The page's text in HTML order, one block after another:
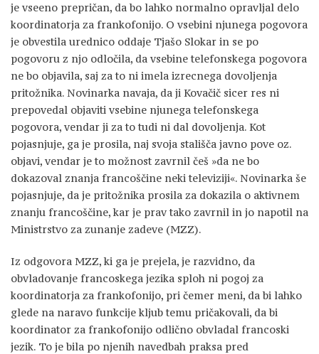
je vseeno prepričan, da bo lahko normalno opravljal delo
koordinatorja za frankofonijo. O vsebini njunega pogovora
je obvestila urednico oddaje Tjašo Slokar in se po
pogovoru z njo odločila, da vsebine telefonskega pogovora
ne bo objavila, saj za to ni imela izrecnega dovoljenja
pritožnika. Novinarka navaja, da ji Kovačič sicer res ni
prepovedal objaviti vsebine njunega telefonskega
pogovora, vendar ji za to tudi ni dal dovoljenja. Kot
pojasnjuje, ga je prosila, naj svoja stališča javno pove oz.
objavi, vendar je to možnost zavrnil češ »da ne bo
dokazoval znanja francoščine neki televiziji«. Novinarka še
pojasnjuje, da je pritožnika prosila za dokazila o aktivnem
znanju francoščine, kar je prav tako zavrnil in jo napotil na
Ministrstvo za zunanje zadeve (MZZ).
Iz odgovora MZZ, ki ga je prejela, je razvidno, da
obvladovanje francoskega jezika sploh ni pogoj za
koordinatorja za frankofonijo, pri čemer meni, da bi lahko
glede na naravo funkcije kljub temu pričakovali, da bi
koordinator za frankofonijo odlično obvladal francoski
jezik. To je bila po njenih navedbah praksa pred